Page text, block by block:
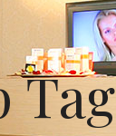
Tag